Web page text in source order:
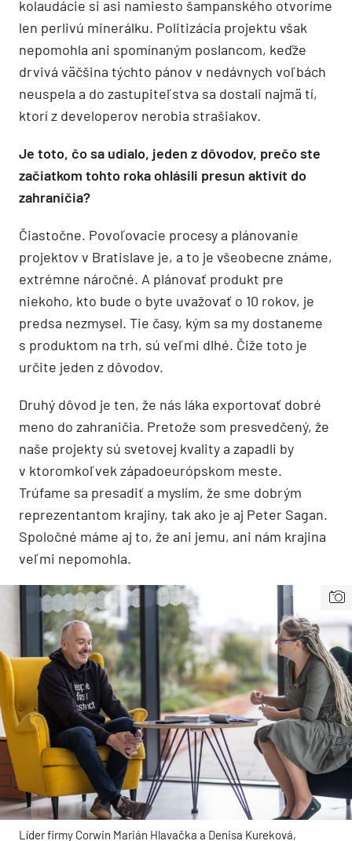
kolaudácie si asi namiesto šampanského otvoríme
len perlivú minerálku. Politizácia projektu však
nepomohla ani spomínaným poslancom, keďže
drvivá väčšina týchto pánov v nedávnych voľbách
neuspela a do zastupiteľstva sa dostali najmä tí,
ktorí z developerov nerobia strašiakov.
Je toto, čo sa udialo, jeden z dôvodov, prečo ste
začiatkom tohto roka ohlásili presun aktivít do
zahraničia?
Čiastočne. Povoľovacie procesy a plánovanie
projektov v Bratislave je, a to je všeobecne známe,
extrémne náročné. A plánovať produkt pre
niekoho, kto bude o byte uvažovať o 10 rokov, je
predsa nezmysel. Tie časy, kým sa my dostaneme
s produktom na trh, sú veľmi dlhé. Čiže toto je
určite jeden z dôvodov.
Druhý dôvod je ten, že nás láka exportovať dobré
meno do zahraničia. Pretože som presvedčený, že
naše projekty sú svetovej kvality a zapadli by
v ktoromkoľvek západoeurópskom meste.
Trúfame sa presadiť a myslím, že sme dobrým
reprezentantom krajiny, tak ako je aj Peter Sagan.
Spoločné máme aj to, že ani jemu, ani nám krajina
veľmi nepomohla.
Líder firmy Corwin Marián Hlavačka a Denisa Kureková,